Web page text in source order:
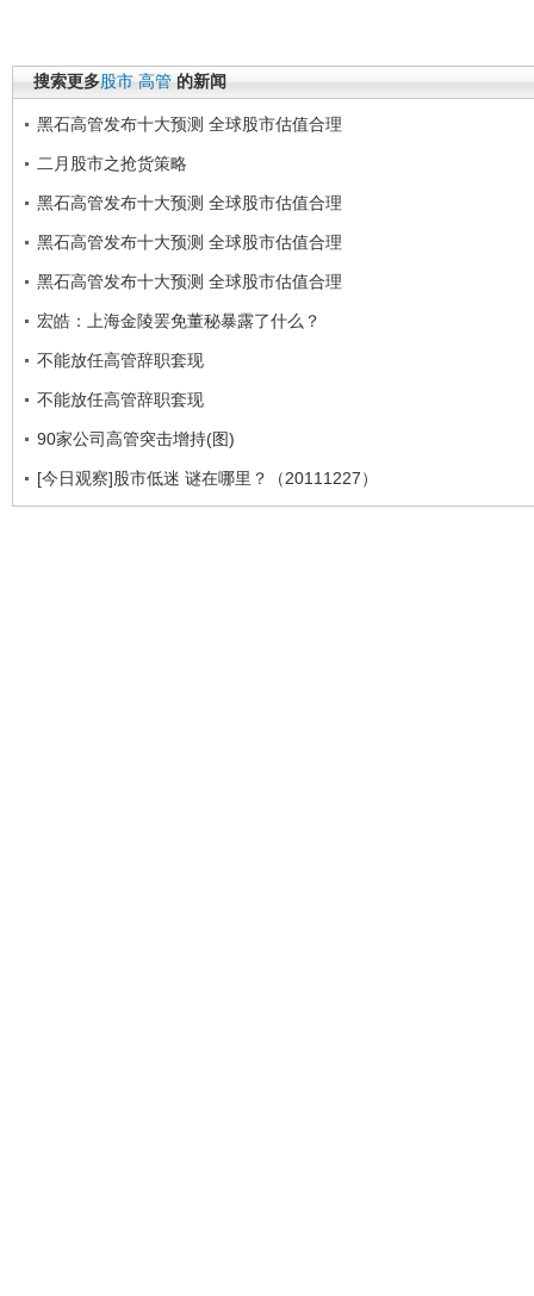
搜索更多股市 高管 的新闻
黑石高管发布十大预测 全球股市估值合理
二月股市之抢货策略
黑石高管发布十大预测 全球股市估值合理
黑石高管发布十大预测 全球股市估值合理
黑石高管发布十大预测 全球股市估值合理
宏皓：上海金陵罢免董秘暴露了什么？
不能放任高管辞职套现
不能放任高管辞职套现
90家公司高管突击增持(图)
[今日观察]股市低迷 谜在哪里？（20111227）